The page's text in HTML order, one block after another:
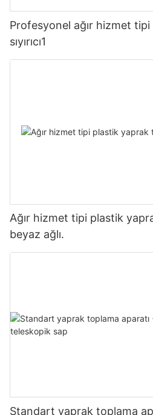
Profesyonel ağır hizmet
sıyırıcı1
Ağır hizmet tipi plastik
beyaz ağlı.
Standart yaprak toplama